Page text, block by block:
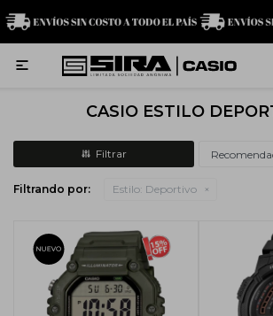

CASIO ESTILO
Filtrando por: Estilo: Deportivo
Relojes Servicio técnico Contacto
G-Shock
Edifice